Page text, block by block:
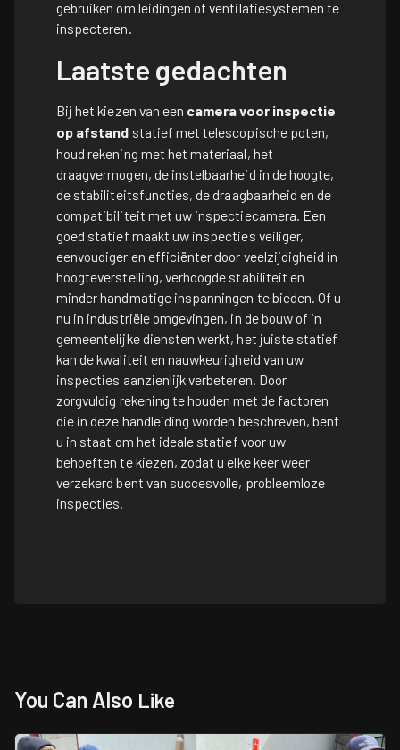
gebruiken om leidingen of ventilatiesystemen te
inspecteren.
Laatste gedachten
Bij het kiezen van een camera voor inspectie
op afstand statief met telescopische poten,
houd rekening met het materiaal, het
draagvermogen, de instelbaarheid in de hoogte,
de stabiliteitsfuncties, de draagbaarheid en de
compatibiliteit met uw inspectiecamera. Een
goed statief maakt uw inspecties veiliger,
eenvoudiger en efficiënter door veelzijdigheid in
hoogteverstelling, verhoogde stabiliteit en
minder handmatige inspanningen te bieden. Of u
nu in industriële omgevingen, in de bouw of in
gemeentelijke diensten werkt, het juiste statief
kan de kwaliteit en nauwkeurigheid van uw
inspecties aanzienlijk verbeteren. Door
zorgvuldig rekening te houden met de factoren
die in deze handleiding worden beschreven, bent
u in staat om het ideale statief voor uw
behoeften te kiezen, zodat u elke keer weer
verzekerd bent van succesvolle, probleemloze
inspecties.
You Can Also Like